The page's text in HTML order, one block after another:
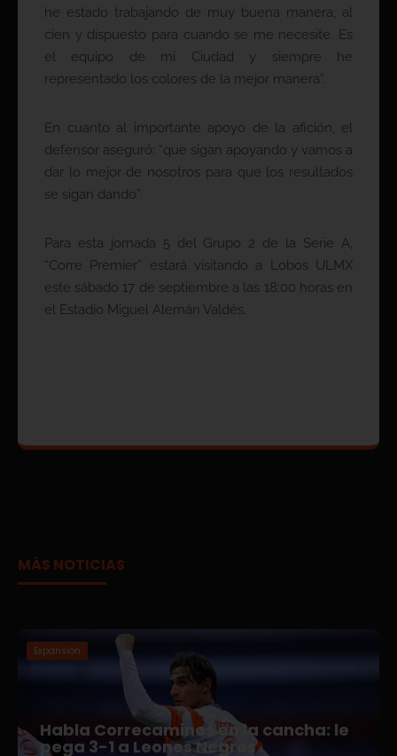
he estado trabajando de muy buena manera, al
cien y dispuesto para cuando se me necesite. Es
el equipo de mi Ciudad y siempre he
representado los colores de la mejor manera”.
En cuanto al importante apoyo de la afición, el
defensor aseguró: “que sigan apoyando y vamos a
dar lo mejor de nosotros para que los resultados
se sigan dando”.
Para esta jornada 5 del Grupo 2 de la Serie A,
“Corre Premier” estará visitando a Lobos ULMX
este sábado 17 de septiembre a las 18:00 horas en
el Estadio Miguel Alemán Valdés.
MÁS NOTICIAS
Expansión
Habla Correcaminos en la cancha: le
pega 3-1 a Leones Negros